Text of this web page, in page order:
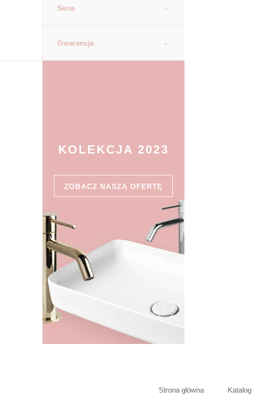
Seria
Gwarancja
KOLEKCJA 2023
ZOBACZ NASZĄ OFERTĘ
Strona główna Katalog